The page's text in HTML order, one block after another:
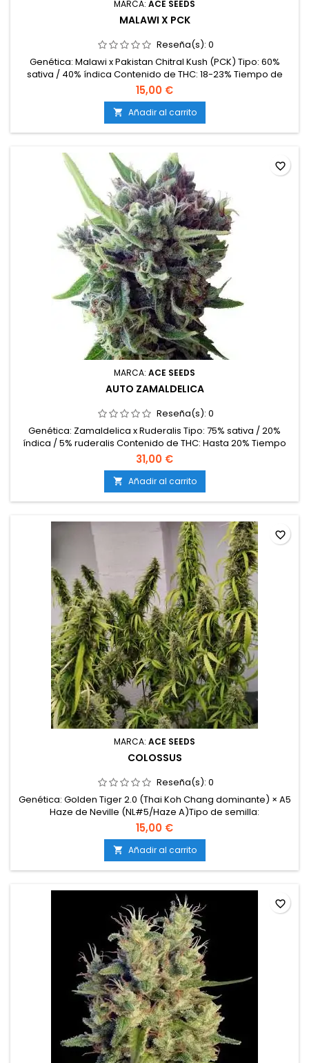
MARCA: ACE SEEDS
MALAWI X PCK
Reseña(s): 0
Genética: Malawi x Pakistan Chitral Kush (PCK) Tipo: 60%
sativa / 40% índica Contenido de THC: 18-23% Tiempo de
floración: 9-10 semanas en interior Producción en
interior: 450-550 g/m² Producción en exterior: 500-800
g/planta Altura: 100-140 cm en interior; hasta 220 cm en
exterior Aromas y sabores: Afrutados y dulces (frutos del
bosque, uva, fresa) con...
15,00 €
 Añadir al carrito
MARCA: ACE SEEDS
AUTO ZAMALDELICA
Reseña(s): 0
Genética: Zamaldelica x Ruderalis Tipo: 75% sativa / 20%
índica / 5% ruderalis Contenido de THC: Hasta 20% Tiempo
de floración: 9-10 semanas desde la germinación
Producción en interior: 400-500 g/m² Producción en
exterior: 100-200 g/planta Altura: 80-120 cm en interior; hasta
150 cm en exterior Aromas y sabores: Notas tropicales,
mango, flores dulces y...
31,00 €
 Añadir al carrito
favorite_border
MARCA: ACE SEEDS
COLOSSUS
Reseña(s): 0
Genética: Golden Tiger 2.0 (Thai Koh Chang dominante) × A5
Haze de Neville (NL#5/Haze A)Tipo de semilla:
FeminizadaRatio sativa / índica: 80 % sativa / 20 % índicaTHC:
20,24 %CBD: 0,04 %CBG: 0,49 %Floración en interior: 11–13
semanasFloración en exterior: inicios de
noviembreProducción: AltaMorfología: plantas grandes,...
15,00 €
 Añadir al carrito
favorite_border
favorite_border